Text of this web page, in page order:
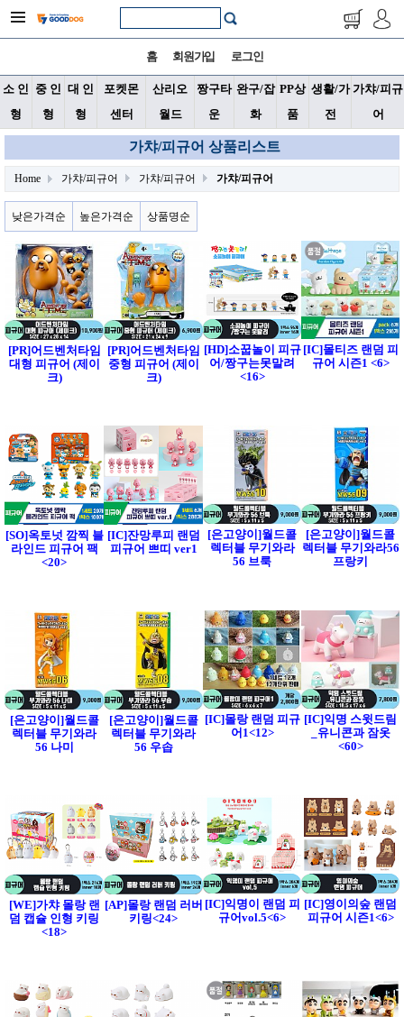
홈 회원가입 로그인
소 인
형
중 인
형
대 인
형
포켓몬
센터
산리오
월드
짱구타
운
완구/잡
화
PP상
품
생활/가
전
가챠/피규
어
가챠/피규어 상품리스트
Home 가챠/피규어 가챠/피규어 가챠/피규어
낮은가격순 높은가격순 상품명순
[PR]어드벤처타임
대형 피규어 (제이
크)
[PR]어드벤처타임
중형 피규어 (제이
크)
[HD]소꿉놀이 피규
어/짱구는못말려
<16>
[IC]몰티즈 랜덤 피
규어 시즌1 <6>
[SO]옥토넛 깜찍 블
라인드 피규어 팩
<20>
[IC]잔망루피 랜덤
피규어 쁘띠 ver1
[은고양이]월드콜
렉터블 무기와라
56 브룩
[은고양이]월드콜
렉터블 무기와라56
프랑키
[은고양이]월드콜
렉터블 무기와라
56 나미
[은고양이]월드콜
렉터블 무기와라
56 우솝
[IC]몰랑 랜덤 피규
어1<12>
[IC]익명 스윗드림
_유니콘과 잠옷
<60>
[WE]가챠 몰랑 랜
덤 캡슐 인형 키링
<18>
[AP]몰랑 랜덤 러버
키링<24>
[IC]익명이 랜덤 피
규어vol.5<6>
[IC]영이의숲 랜덤
피규어 시즌1<6>